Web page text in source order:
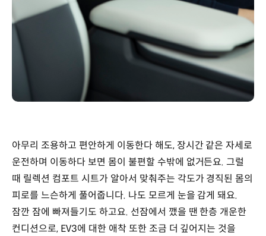
아무리 조용하고 편안하게 이동한다 해도, 장시간 같은 자세로
운전하며 이동하다 보면 몸이 불편할 수밖에 없거든요. 그럴
때 릴렉션 컴포트 시트가 알아서 맞춰주는 각도가 경직된 몸의
피로를 느슨하게 풀어줍니다. 나도 모르게 눈을 감게 돼요.
잠깐 잠에 빠져들기도 하고요. 선잠에서 깼을 땐 한층 개운한
컨디션으로, EV3에 대한 애착 또한 조금 더 깊어지는 것을